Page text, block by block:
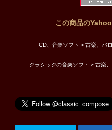
この商品の
CD、音楽ソフト > 古楽、バ
クラシックの音楽ソフト > 古楽